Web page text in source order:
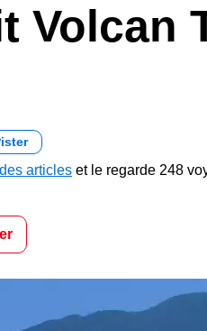
Volcan
articles et le regarde 248